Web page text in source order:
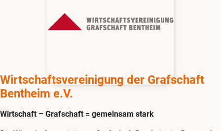
Wirtschaftsvereinigung der Grafschaft
Bentheim e.V.
Wirtschaft – Grafschaft = gemeinsam stark